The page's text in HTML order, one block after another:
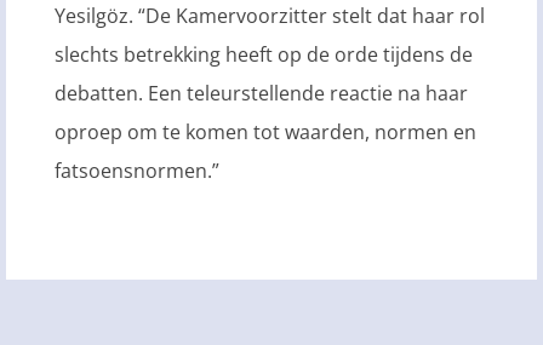
Yesilgöz. “De Kamervoorzitter stelt dat haar rol
slechts betrekking heeft op de orde tijdens de
debatten. Een teleurstellende reactie na haar
oproep om te komen tot waarden, normen en
fatsoensnormen.”